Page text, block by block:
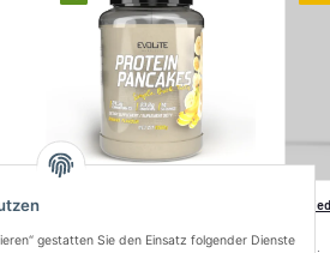
gestatten Sie den Einsatz folgender Dienste